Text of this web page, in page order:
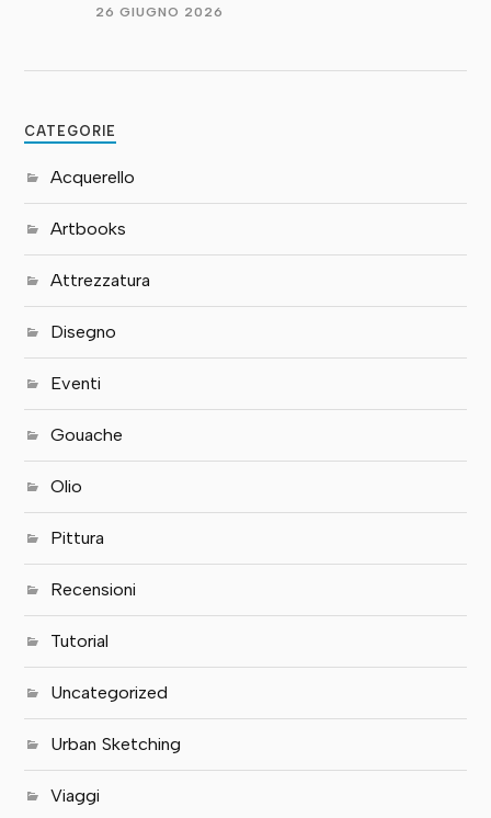
26 GIUGNO 2026
CATEGORIE
Acquerello
Artbooks
Attrezzatura
Disegno
Eventi
Gouache
Olio
Pittura
Recensioni
Tutorial
Uncategorized
Urban Sketching
Viaggi